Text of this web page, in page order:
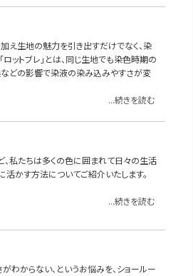
え生地の魅力を引き出すだけでなく、染
ットブレ」とは、同じ生地でも染色時期の
などの影響で染液の染み込みやすさが変
...続きを読む
、私たちは多くの色に囲まれて日々の生活
活かす方法についてご紹介いたします。
...続きを読む
わからない、というお悩みを、ショールー